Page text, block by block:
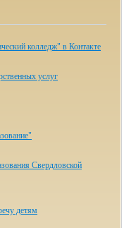
колледж" в Контакте
услуг
Свердловской
детям